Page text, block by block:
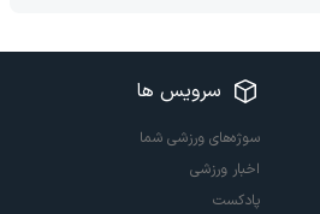
سرویس ها
سوژه‌های ورزشی شما
اخبار ورزشی
پادکست